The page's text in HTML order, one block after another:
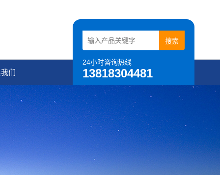
24小时咨询热线
13818304481
们